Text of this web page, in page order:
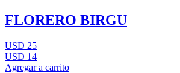
FLORERO BIRGU
USD 25
USD 14
Agregar a carrito